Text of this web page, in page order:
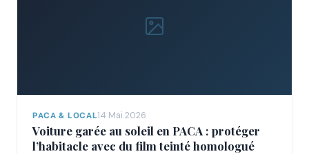
PACA & LOCAL14 Mai 2026
Voiture garée au soleil en PACA : protéger
l’habitacle avec du film teinté homologué